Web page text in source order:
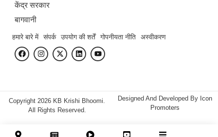
केंद्र सरकार
बागवानी
हमारे बारे में संपर्क उपयोग की शर्तें गोपनीयता नीति अस्वीकरण
Copyright 2026 KB Krishi Bhoomi.
All Rights Reserved.
Designed And Developed By Icon
Promoters